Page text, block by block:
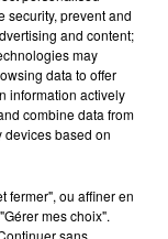
security, prevent and
and content;
may
data to offer
information actively
combine data from
devices based on
fermer", ou affiner en
mes choix".
sans